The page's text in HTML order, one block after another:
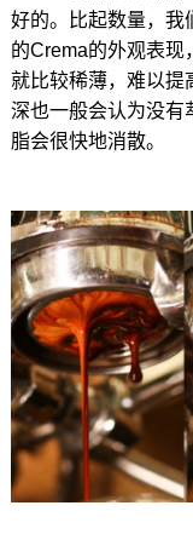
好的。比起数量，我
的Crema的外观表现
就比较稀薄，难以提
深也一般会认为没有
脂会很快地消散。